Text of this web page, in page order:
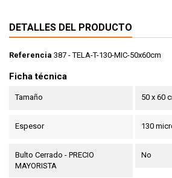
DETALLES DEL PRODUCTO
Referencia 387 - TELA-T-130-MIC-50x60cm
Ficha técnica
Tamaño 50 x 60
Espesor 130
Bulto Cerrado - PRECIO
MAYORISTA
No